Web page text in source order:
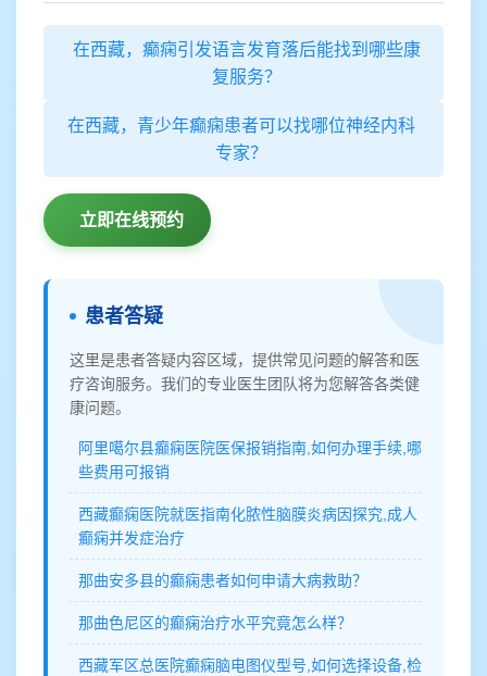
在西藏，癫痫引发语言发育落后能找到哪些康
复服务？
在西藏，青少年癫痫患者可以找哪位神经内科
专家？
立即在线预约
患者答疑
这里是患者答疑内容区域，提供常见问题的解答和医
疗咨询服务。我们的专业医生团队将为您解答各类健
康问题。
阿里噶尔县癫痫医院医保报销指南,如何办理手续,哪
些费用可报销
西藏癫痫医院就医指南化脓性脑膜炎病因探究,成人
癫痫并发症治疗
那曲安多县的癫痫患者如何申请大病救助？
那曲色尼区的癫痫治疗水平究竟怎么样？
西藏军区总医院癫痫脑电图仪型号,如何选择设备,检